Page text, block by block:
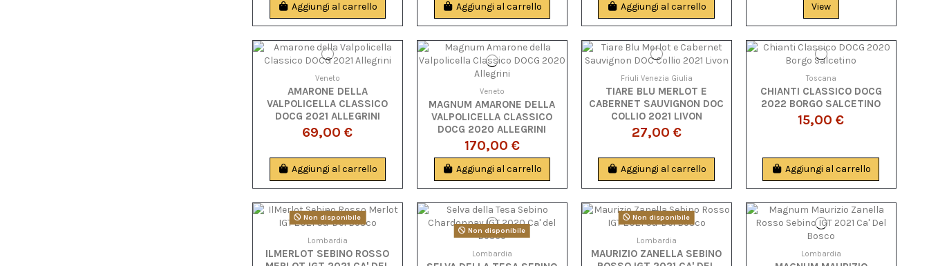
Aggiungi al carrello Aggiungi al carrello Aggiungi al carrello View
Veneto
AMARONE DELLA
VALPOLICELLA CLASSICO
DOCG 2021 ALLEGRINI
69,00 €
Aggiungi al carrello
Veneto
MAGNUM AMARONE DELLA
VALPOLICELLA CLASSICO
DOCG 2020 ALLEGRINI
170,00 €
Aggiungi al carrello
Friuli Venezia Giulia
TIARE BLU MERLOT E
CABERNET SAUVIGNON DOC
COLLIO 2021 LIVON
27,00 €
Aggiungi al carrello
Toscana
CHIANTI CLASSICO DOCG
2022 BORGO SALCETINO
15,00 €
Aggiungi al carrello
Non disponibile
Lombardia
ILMERLOT SEBINO ROSSO
Non disponibile
Lombardia
Non disponibile
Lombardia
MAURIZIO ZANELLA SEBINO
Lombardia